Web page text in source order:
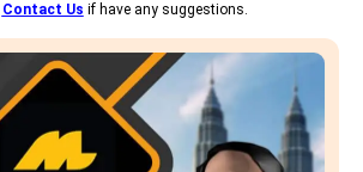
Contact Us if have any suggestions.